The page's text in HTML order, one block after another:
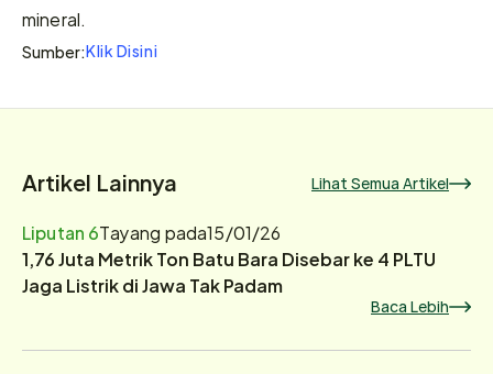
mineral.
Sumber:Klik Disini
Artikel Lainnya Lihat Semua Artikel
Liputan 6Tayang pada15/01/26
1,76 Juta Metrik Ton Batu Bara Disebar ke 4 PLTU
Jaga Listrik di Jawa Tak Padam
Baca Lebih